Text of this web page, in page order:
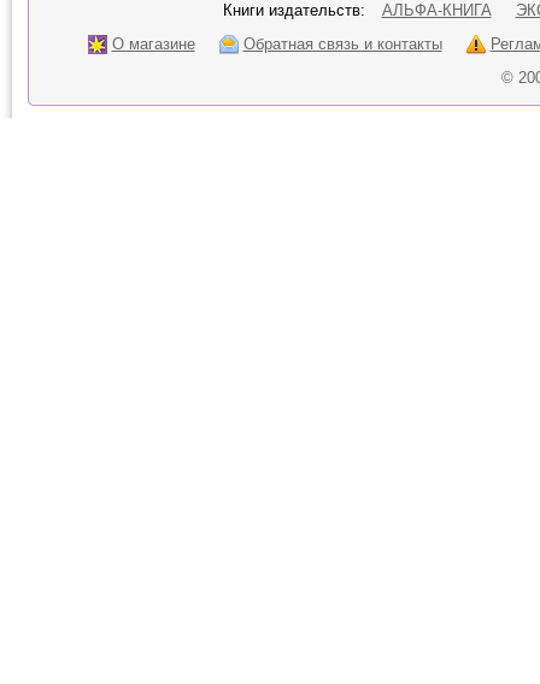
Книги издательств:
АЛЬФА-КНИГА
О магазине
Обратная связь и контакты
©